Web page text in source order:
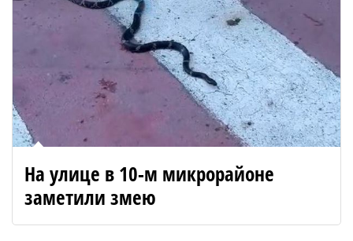
На улице в 10-м микрорайоне
заметили змею